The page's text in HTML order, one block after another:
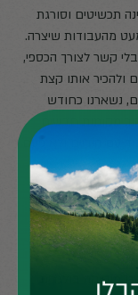
תכשיטים וסורגת
מהעבודות שיצרה.
קשר לצורך הכספי,
ולהכיר אותו קצת
נשארנו כחודש
מקומות חדשים
עם הידיים ולא פעם
מוסיקה בולגרית